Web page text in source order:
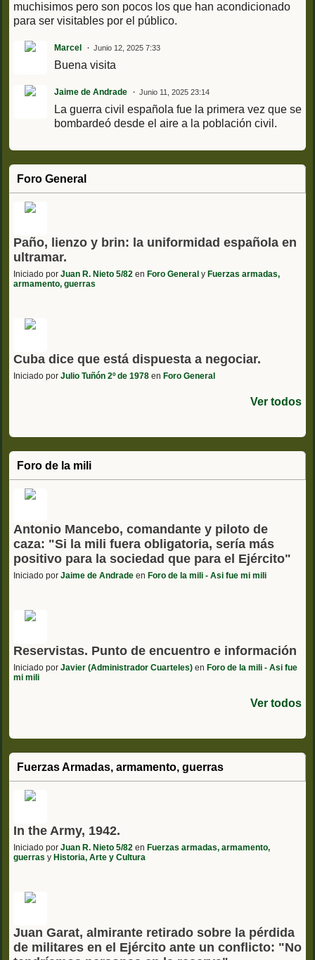
muchisimos pero son pocos los que han acondicionado
para ser visitables por el público.
Marcel Junio 12, 2025 7:33
Buena visita
Jaime de Andrade Junio 11, 2025 23:14
La guerra civil española fue la primera vez que se
bombardeó desde el aire a la población civil.
Foro General
Paño, lienzo y brin: la uniformidad española en
ultramar.
Iniciado por Juan R. Nieto 5/82 en Foro General y Fuerzas armadas,
armamento, guerras
Cuba dice que está dispuesta a negociar.
Iniciado por Julio Tuñón 2º de 1978 en Foro General
Ver todos
Foro de la mili
Antonio Mancebo, comandante y piloto de
caza: "Si la mili fuera obligatoria, sería más
positivo para la sociedad que para el Ejército"
Iniciado por Jaime de Andrade en Foro de la mili - Asi fue mi mili
Reservistas. Punto de encuentro e información
Iniciado por Javier (Administrador Cuarteles) en Foro de la mili - Asi fue
mi mili
Ver todos
Fuerzas Armadas, armamento, guerras
In the Army, 1942.
Iniciado por Juan R. Nieto 5/82 en Fuerzas armadas, armamento,
guerras y Historia, Arte y Cultura
Juan Garat, almirante retirado sobre la pérdida
de militares en el Ejército ante un conflicto: "No